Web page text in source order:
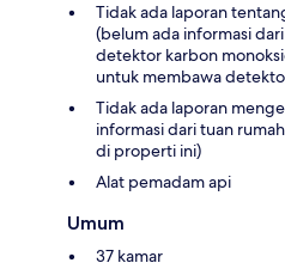
Tidak ada laporan
(belum ada informasi
detektor karbon
untuk membawa
Tidak ada laporan
informasi dari tuan
di properti ini)
Alat pemadam api
Umum
37 kamar